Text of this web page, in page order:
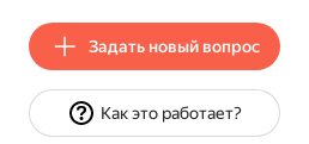
Задать новый вопрос
Как это работает?